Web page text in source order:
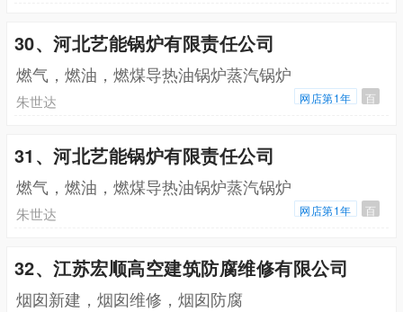
30、河北艺能锅炉有限责任公司
燃气，燃油，燃煤导热油锅炉蒸汽锅炉
朱世达 网店第1年 百
31、河北艺能锅炉有限责任公司
燃气，燃油，燃煤导热油锅炉蒸汽锅炉
朱世达 网店第1年 百
32、江苏宏顺高空建筑防腐维修有限公司
烟囱新建，烟囱维修，烟囱防腐